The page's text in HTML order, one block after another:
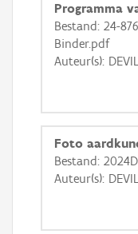
GRB-
GRB-
Programma
Bestand: 24-
Binder.pdf
Auteur(s):
Foto
Bestand:
Auteur(s):